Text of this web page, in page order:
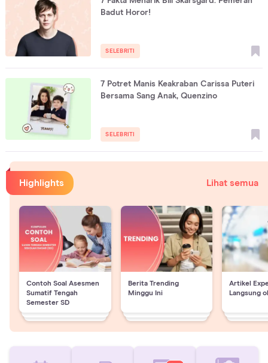
Badut Horor!
SELEBRITI
7 Potret Manis Keakraban Carissa Puteri
Bersama Sang Anak, Quenzino
SELEBRITI
Highlights Lihat semua
Contoh Soal Asesmen
Sumatif Tengah
Semester SD
Berita Trending
Minggu Ini
Artikel
Langsung